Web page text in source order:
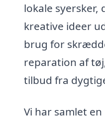
lokale syersker,
kreative ideer
brug for
reparation af
tilbud fra
Vi har samlet